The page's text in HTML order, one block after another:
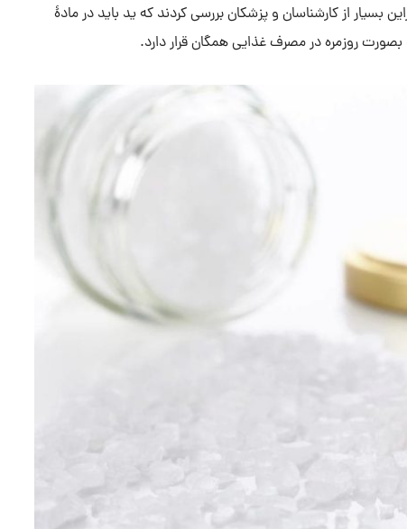
بسیار از کارشناسان و پزشکان بررسی کردند که ید باید در مادۀ
روزمره در مصرف غذایی همگان قرار دارد.